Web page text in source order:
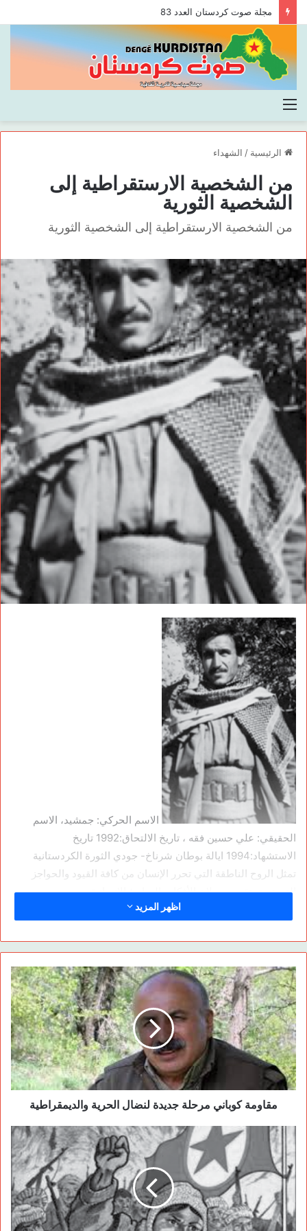
مجلة صوت كردستان العدد 83
القائمة
الرئيسية / الشهداء
من الشخصية الارستقراطية إلى
الشخصية الثورية
من الشخصية الارستقراطية إلى الشخصية الثورية
الاسم الحركي: جمشيد، الاسم
الحقيقي: علي حسين فقه ، تاريخ الالتحاق:1992 تاريخ
الاستشهاد:1994 ايالة بوطان شرناخ- جودي الثورة الكردستانية
تمثل الروح الناطقة التي تحرر الإنسان من كافة القيود والحواجز
التي تعيق تقدم وسيلان الأفكار والمبادئ الإنسانية.
في منطقة الشرق الأوسط وخاصة في أعقاب السبعينات، تطورت
وغليانها بين الجماهير الكادحة، خاصة الفئة الشابة والمثقفة في
غربي كردستان. ذلك القسم من كردستان والذي تأثر بفكر الحزب
بعدما توجه القائد عبد الله أوجلان إليه وقام بتنظيم الشعب هناك
وبكافة فئاته وشرائحه وطبقاته وقام بتغيير الواقع الموجود هناك وهو
ينشر أفكاره بين الشعب وينير الأفكار والعقول. بعد وضع اللبنات
الأولى لثورة الشعب انتشر الفكر الثوري فيما بين الجماهير المناضلة
في غربي كردستان مساهما في بناء الشخصية المناضلة والحرة
القادرة على بناء مجتمع ثوري يقود المجتمع نحو الديمقراطية
والحرية. ففي تلك السنوات التي كانت فيها أفكار وفلسفة
وأيديولوجية الحزب تنتشر في ذلك القسم من كردستان وخاصة تحت
تأثير المقاومة التي أبداها كل من الرفاق مظلوم دوغان، كمال بير
والكثيرون من أمثالهم في السجون التركية انخرط المئات من الرفاق
من هذا الجزء في صفوف الثورة وقاموا بدور ريادي في توعية وتنظيم
المجتمع الكردي والسير على نهج القائد ومبادئه الثورية والانخراط
اظهر المزيد
مقاومة كوباني مرحلة جديدة لنضال الحرية والديمقراطية